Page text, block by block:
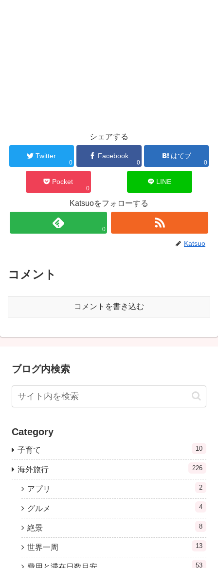
シェアする
Twitter
0
Facebook
0
はてブ
0
Pocket
0
LINE
Katsuoをフォローする
0
Katsuo
コメント
コメントを書き込む
ブログ内検索
Category
子育て 10
海外旅行 226
アプリ 2
グルメ 4
絶景 8
世界一周 13
53